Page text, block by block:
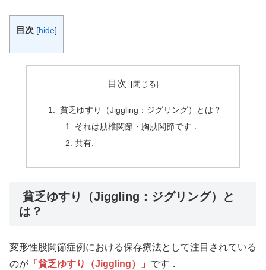
目次 [hide]
目次
貧乏ゆすり（Jiggling：ジグリング）とは？
それは肋椎関節・胸肋関節です．
共有:
貧乏ゆすり（Jiggling：ジグリング）と
は？
変形性股関節症例における保存療法として注目されている
のが 「貧乏ゆすり（Jiggling）」 です．